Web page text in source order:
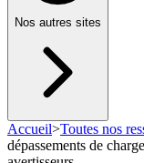
Nos autres sites
Accueil>Toutes nos
dépassements de